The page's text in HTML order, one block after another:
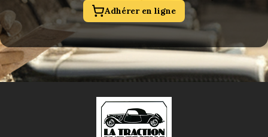
Adhérer en ligne